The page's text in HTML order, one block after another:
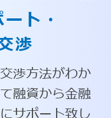
ト・
渉
渉方法がわか
融資から金融